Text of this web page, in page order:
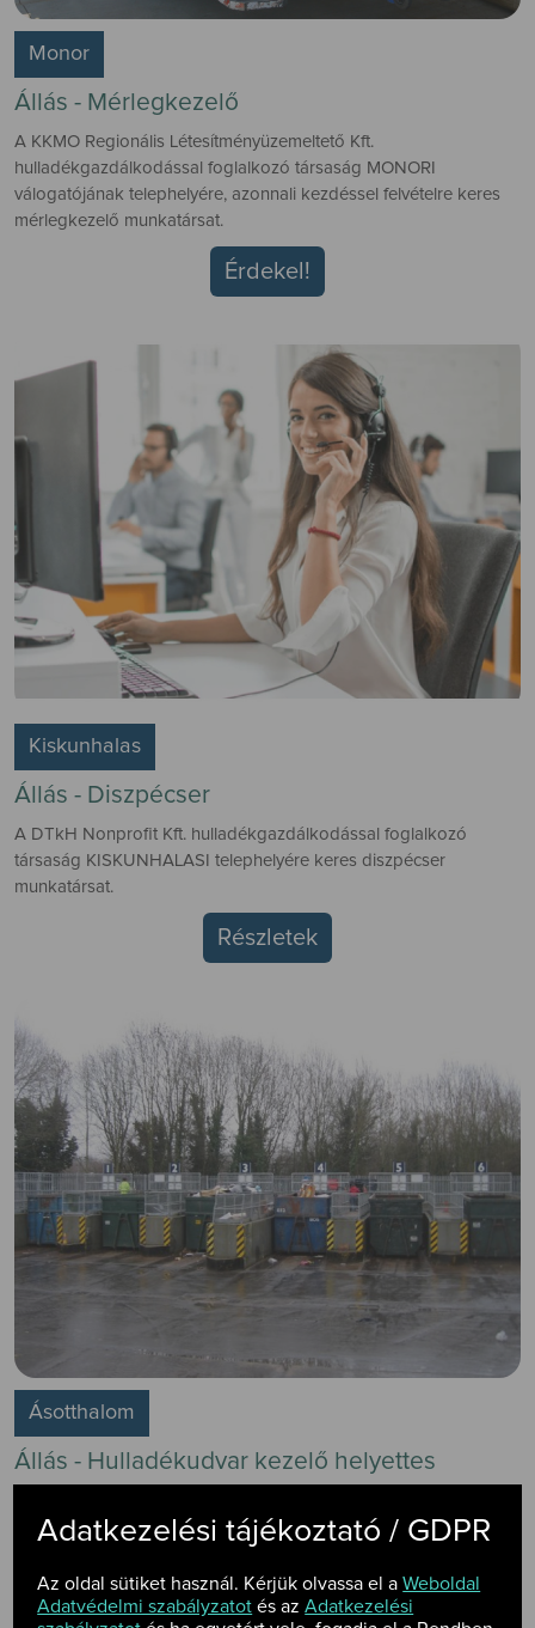
Adatkezelési tájékoztató / GDPR
Az oldal sütiket használ. Kérjük olvassa el aWeboldal
Adatvédelmi szabályzatot és azAdatkezelési
Monor
Állás - Mérlegkezelő
A KKMO Regionális Létesítményüzemeltető Kft.
hulladékgazdálkodással foglalkozó társaság MONORI
válogatójának telephelyére, azonnali kezdéssel felvételre keres
mérlegkezelő munkatársat.
Érdekel!
Kiskunhalas
Állás - Diszpécser
A DTkH Nonprofit Kft. hulladékgazdálkodással foglalkozó
társaság KISKUNHALASI telephelyére keres diszpécser
munkatársat.
Részletek
Ásotthalom
Állás - Hulladékudvar kezelő helyettes
társaság Vaskútról induló munkavégzéssel működési területén
céges autó biztosításával.